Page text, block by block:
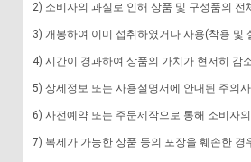
2) 소비자의 과실로 인해 상품 및 구성품의
3) 개봉하여 이미 섭취하였거나 사용(착용 및
4) 시간이 경과하여 상품의 가치가 현저히 감
5) 상세정보 또는 사용설명서에 안내된 주의
6) 사전예약 또는 주문제작으로 통해 소비자
7) 복제가 가능한 상품 등의 포장을 훼손한 경